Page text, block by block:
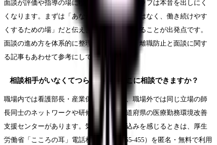
面談が評価や指導の場になっていると、スタッフは本音を出しにく
くなります。まずは「あなたを評価する場ではなく、働き続けやす
くするための場」だと伝え、聞く姿勢に徹することが出発点です。
面談の進め方を体系的に整理したい場合は、離職防止と面談に関す
る記事もあわせて参考にしてください。
相談相手がいなくてつらいです。どこに相談できますか？
職場内では看護部長・産業保健スタッフ、職場外では同じ立場の師
長同士のネットワークや研修の場、各都道府県の医療勤務環境改善
支援センターがあります。気持ちの落ち込みを感じるときは、厚生
労働省「こころの耳」電話相談（0120-565-455）を匿名・無料で利用